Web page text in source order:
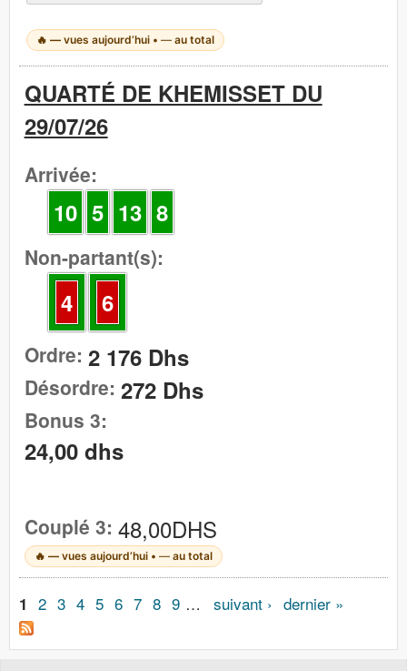
🔥— vues aujourd’hui •— au total
QUARTÉ DE KHEMISSET DU
29/07/26
Arrivée:
10 5 13 8
Non-partant(s):
4 6
Ordre: 2 176 Dhs
Désordre: 272 Dhs
Bonus 3:
24,00 dhs
Couplé 3: 48,00DHS
🔥 —vues aujourd’hui • —au total
Pages
1 2 3 4 5 6 7 8 9 … suivant › dernier »